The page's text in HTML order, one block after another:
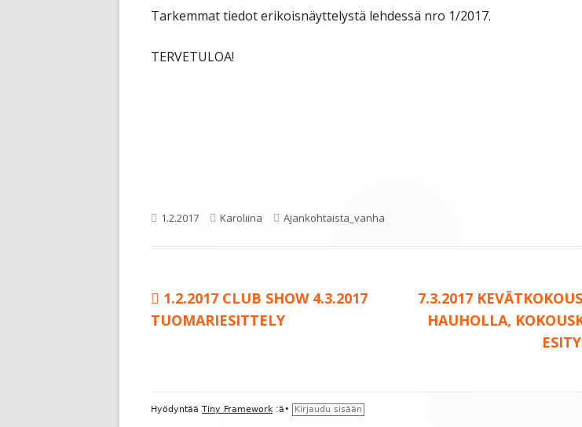
Tarkemmat tiedot erikoisnäyttelystä lehdessä nro 1/2017.
TERVETULOA!
Julkaistu
1.2.2017 Kirjoittaja
Karoliina Kategoriat
Ajankohtaista_vanha
Artikkelien
Edellinen:
1.2.2017 CLUB SHOW 4.3.2017
TUOMARIESITTELY
Seuraava:
7.3.2017
HAUHOLLA,
Alapalkin
Hyödyntää Tiny Framework :ä• Kirjaudu sisään